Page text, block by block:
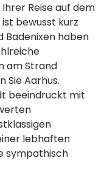
Reise auf dem
bewusst kurz
Badenixen haben
am Strand
Sie Aarhus.
beeindruckt mit
lebhaften
sympathisch